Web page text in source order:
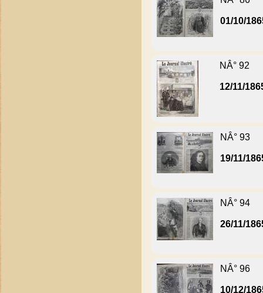
01/10/
NÂ° 92
12/11/
NÂ° 93
19/11/
NÂ° 94
26/11/
NÂ° 96
10/12/